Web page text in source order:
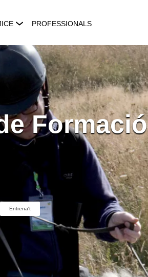
PROFESSIONALS
Formació
Entrena't